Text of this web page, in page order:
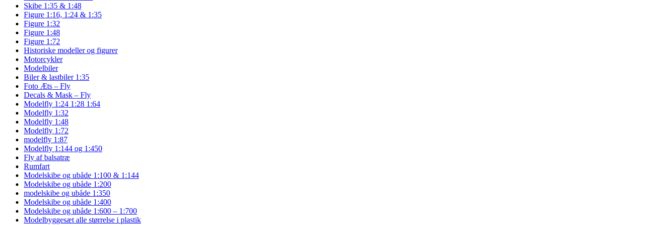
Skibe 1:35 & 1:48
Figure 1:16, 1:24 & 1:35
Figure 1:32
Figure 1:48
Figure 1:72
Historiske modeller og figurer
Motorcykler
Modelbiler
Biler & lastbiler 1:35
Foto Æts – Fly
Decals & Mask – Fly
Modelfly 1:24 1:28 1:64
Modelfly 1:32
Modelfly 1:48
Modelfly 1:72
modelfly 1:87
Modelfly 1:144 og 1:450
Fly af balsatræ
Rumfart
Modelskibe og ubåde 1:100 & 1:144
Modelskibe og ubåde 1:200
modelskibe og ubåde 1:350
Modelskibe og ubåde 1:400
Modelskibe og ubåde 1:600 – 1:700
Modelbyggesæt alle størrelse i plastik